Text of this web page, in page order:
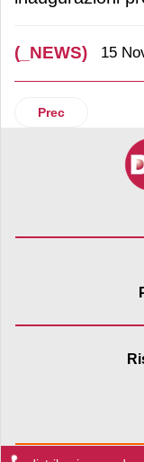
(_NEWS) 15
Articolo
Prec